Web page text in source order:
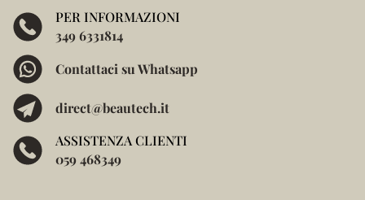
PER INFORMAZIONI
349 6331814
Contattaci su Whatsapp
direct@beautech.it
ASSISTENZA CLIENTI
059 468349